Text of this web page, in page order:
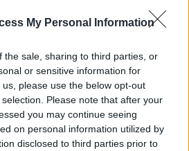
My Personal Information
the sale, sharing to third parties, or
or sensitive information for
please use the below opt-out
Please note that after your
you may continue seeing
on personal information utilized by
disclosed to third parties prior to
taču, pārgriežot to uz
pārsteigums
citas ziņas